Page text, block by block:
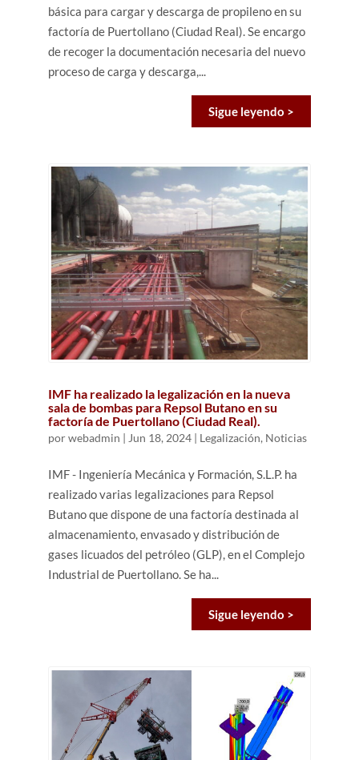
básica para cargar y descarga de propileno en su
factoría de Puertollano (Ciudad Real). Se encargo
de recoger la documentación necesaria del nuevo
proceso de carga y descarga,...
Sigue leyendo >
IMF ha realizado la legalización en la nueva
sala de bombas para Repsol Butano en su
factoría de Puertollano (Ciudad Real).
porwebadmin | Jun 18, 2024| Legalización, Noticias
IMF - Ingeniería Mecánica y Formación, S.L.P. ha
realizado varias legalizaciones para Repsol
Butano que dispone de una factoría destinada al
almacenamiento, envasado y distribución de
gases licuados del petróleo (GLP), en el Complejo
Industrial de Puertollano. Se ha...
Sigue leyendo >